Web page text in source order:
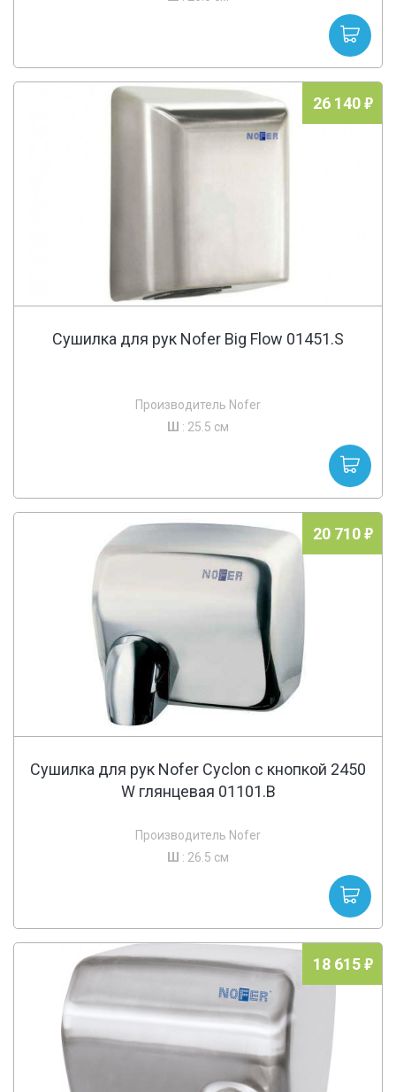
26 140
Сушилка для рук Nofer Big Flow 01451.S
Производитель Nofer
Ш : 25.5 см
20 710
Сушилка для рук Nofer Cyclon c кнопкой 2450
W глянцевая 01101.В
Производитель Nofer
Ш : 26.5 см
18 615